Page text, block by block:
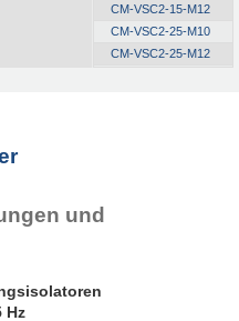
CM-VSC2-15-M12
CM-VSC2-25-M10
CM-VSC2-25-M12
und
Hz